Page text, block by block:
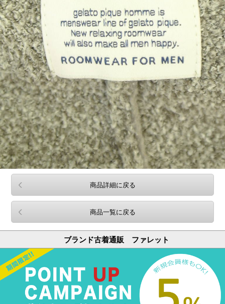
商品詳細に戻る
商品一覧に戻る
ブランド古着通販 ファレット